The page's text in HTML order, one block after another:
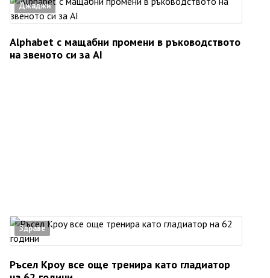
Джаджи
Alphabet с мащабни промени в ръководството
на звеното си за AI
Здраве
Ръсел Кроу все още тренира като гладиатор